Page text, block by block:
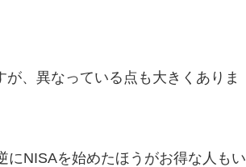
、異なっている点も大きくありま
にNISAを始めたほうがお得な人もい